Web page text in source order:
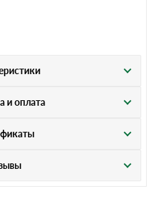
и оплата